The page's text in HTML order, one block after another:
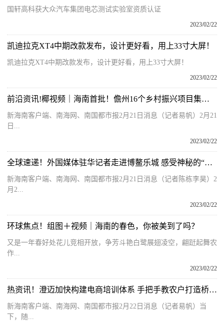
国轩高科获大众汽车集团电芯测试实验室资质认证
2023/02/22
凯迪拉克XT4中期改款发布，设计更好看，用上33寸大屏！
凯迪拉克XT4中期改款发布，设计更好看，用上33寸大屏！
2023/02/22
前沿资讯!椰视频｜海南首批！儋州16个乡村振兴项目集中开工
新海南客户端、南海网、南国都市报2月21日消息（记者易帆）2月21
日...
2023/02/22
全球速递！外国媒体驻华记者走进博鳌乐城 感受神秘的“东方力量”和高端“黑科技”
新海南客户端、南海网、南国都市报2月21日消息（记者陈栋李昊）2
月2...
2023/02/22
环球焦点！组图＋视频｜海南的春色，你被美到了吗？
又是一年春好处花儿竞相开放，争芳斗艳白鹭展翅凌空，翩跹起舞农
作...
2023/02/22
热资讯！澄迈加快构建电商培训体系 手把手教农户打造桥头地瓜网红品牌
新海南客户端、南海网、南国都市报2月22日消息（记者易帆）当
下，随...